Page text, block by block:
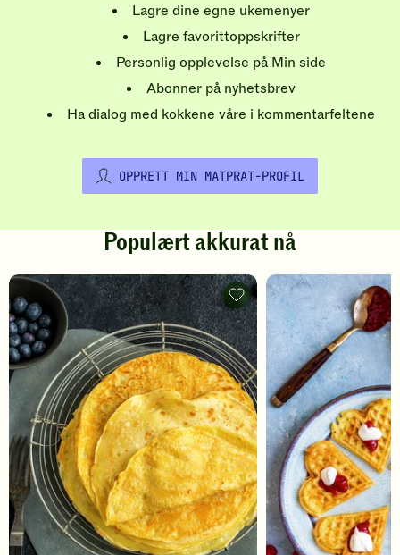
Lagre dine egne ukemenyer
Lagre favorittoppskrifter
Personlig opplevelse på Min side
Abonner på nyhetsbrev
Ha dialog med kokkene våre i kommentarfeltene
OPPRETT MIN MATPRAT-PROFIL
Populært akkurat nå
Pannekaker
-
legg
til
favoritter